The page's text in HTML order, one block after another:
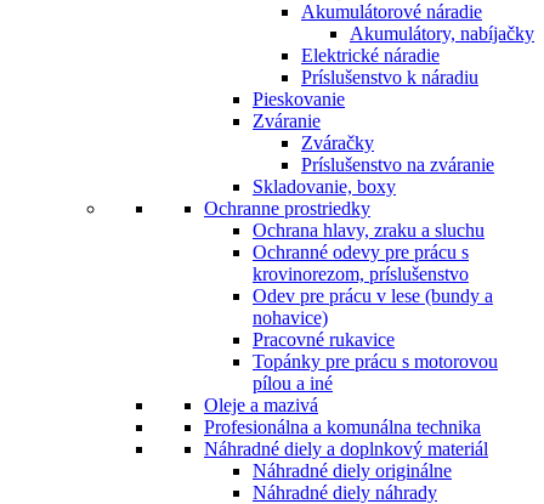
Akumulátorové náradie
Akumulátory, nabíjačky
Elektrické náradie
Príslušenstvo k náradiu
Pieskovanie
Zváranie
Zváračky
Príslušenstvo na zváranie
Skladovanie, boxy
Ochranne prostriedky
Ochrana hlavy, zraku a sluchu
Ochranné odevy pre prácu s
krovinorezom, príslušenstvo
Odev pre prácu v lese (bundy a
nohavice)
Pracovné rukavice
Topánky pre prácu s motorovou
pílou a iné
Oleje a mazivá
Profesionálna a komunálna technika
Náhradné diely a doplnkový materiál
Náhradné diely originálne
Náhradné diely náhrady